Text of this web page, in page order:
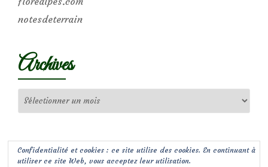
notesdeterrain
Archives
Confidentialité et cookies : ce site utilise des cookies. En continuant à
utiliser ce site Web, vous acceptez leur utilisation.